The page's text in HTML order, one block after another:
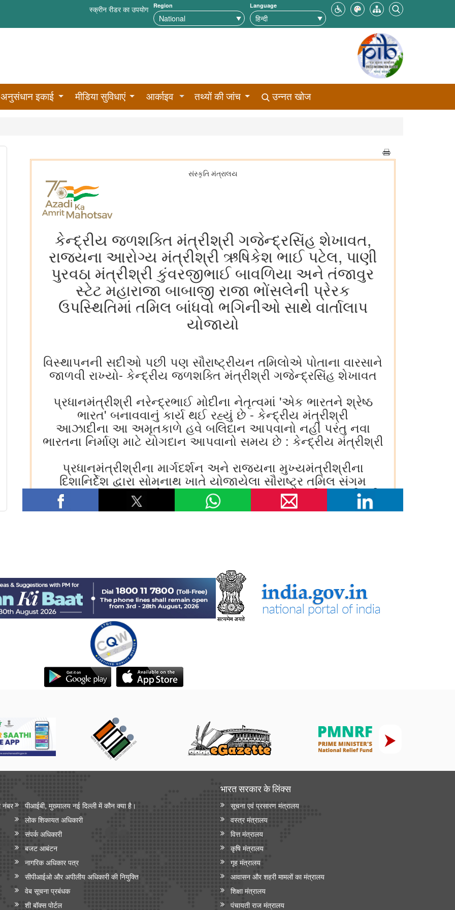
स्क्रीन रीडर का उपयोग Region Language
अनुसंधान इकाई मीडिया सुविधाएं आर्काइव तथ्यों की जांच उन्नत खोज
नंबर
पीआईबी, मुख्यालय नई दिल्ली में कौन क्या है।
लोक शिकायत अधिकारी
संपर्क अधिकारी
बजट आबंटन
नागरिक अधिकार पत्र
सीपीआईओ और अपी‍लीय अधिकारी की नियुक्ति
वेब सूचना प्रबंधक
शी बॉक्स पोर्टल
भारत सरकार के लिंक्‍स
सूचना एवं प्रसारण मंत्रालय
वस्त्र मंत्रालय
वित्त मंत्रालय
कृषि मंत्रालय
गृह मंत्रालय
आवासन और शहरी मामलों का मंत्रालय
शिक्षा मंत्रालय
पंचायती राज मंत्रालय